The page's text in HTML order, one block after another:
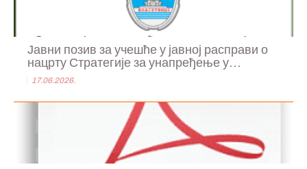
Јавни позив за учешће у јавној расправи о
нацрту Стратегије за унапређење у...
17.06.2026.